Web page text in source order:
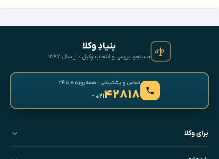
بنیادِ وکلا
جستجو، بررسی و انتخابِ وکیل · از سال ۱۳۸۷
تماس و پشتیبانی · همه‌روزه ۸ تا ۲۴
۴۲۸۱۸- ۰۲۱
برای وکلا